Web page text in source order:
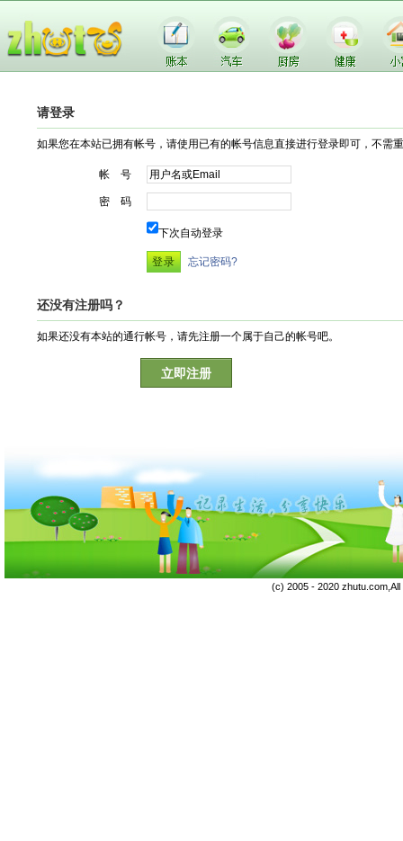
请登录
如果您在本站已拥有帐号，请使用已有的帐号信息直接进行登录即可，不需
帐 号
密 码
下次自动登录
忘记密码?
还没有注册吗？
如果还没有本站的通行帐号，请先注册一个属于自己的帐号吧。
立即注册
(c) 2005 - 2020